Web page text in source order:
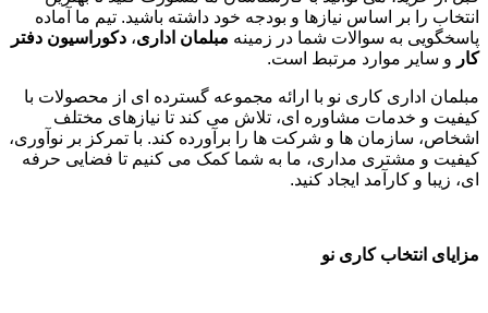
انتخاب را بر اساس نیازها و بودجه خود داشته باشید. تیم ما آماده
پاسخگویی به سوالات شما در زمینه مبلمان اداری، دکوراسیون دفتر
کار و سایر موارد مرتبط است.
مبلمان اداری کاری نو با ارائه مجموعه گسترده ای از محصولات با
کیفیت و خدمات مشاوره ای، تلاش می کند تا نیازهای مختلف
اشخاص، سازمان ها و شرکت ها را برآورده کند. با تمرکز بر نوآوری،
کیفیت و مشتری مداری، ما به شما کمک می کنیم تا فضایی حرفه
ای، زیبا و کارآمد ایجاد کنید.
مزایای انتخاب کاری نو